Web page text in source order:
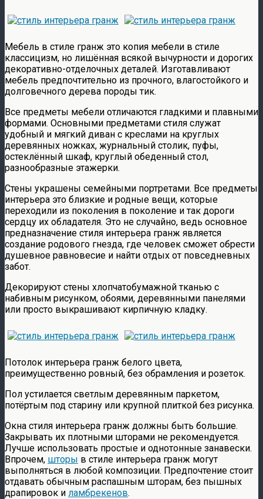
Мебель в стиле гранж это копия мебели в стиле
классицизм, но лишённая всякой вычурности и дорогих
декоративно-отделочных деталей. Изготавливают
мебель предпочтительно из прочного, влагостойкого и
долговечного дерева породы тик.
Все предметы мебели отличаются гладкими и плавными
формами. Основными предметами стиля служат
удобный и мягкий диван с креслами на круглых
деревянных ножках, журнальный столик, пуфы,
остеклённый шкаф, круглый обеденный стол,
разнообразные этажерки.
Стены украшены семейными портретами. Все предметы
интерьера это близкие и родные вещи, которые
переходили из поколения в поколение и так дороги
сердцу их обладателя. Это не случайно, ведь основное
предназначение стиля интерьера гранж является
создание родового гнезда, где человек сможет обрести
душевное равновесие и найти отдых от повседневных
забот.
Декорируют стены хлопчатобумажной тканью с
набивным рисунком, обоями, деревянными панелями
или просто выкрашивают кирпичную кладку.
Потолок интерьера гранж белого цвета,
преимущественно ровный, без обрамления и розеток.
Пол устилается светлым деревянным паркетом,
потёртым под старину или крупной плиткой без рисунка.
Окна стиля интерьера гранж должны быть большие.
Закрывать их плотными шторами не рекомендуется.
Лучше использовать простые и однотонные занавески.
Впрочем, шторы в стиле интерьера гранж могут
выполняться в любой композиции. Предпочтение стоит
отдавать обычным распашным шторам, без пышных
драпировок и ламбрекенов.